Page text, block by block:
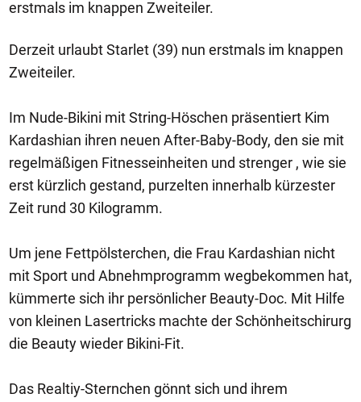
erstmals im knappen Zweiteiler.
Derzeit urlaubt Starlet (39) nun erstmals im knappen
Zweiteiler.
Im Nude-Bikini mit String-Höschen präsentiert Kim
Kardashian ihren neuen After-Baby-Body, den sie mit
regelmäßigen Fitnesseinheiten und strenger , wie sie
erst kürzlich gestand, purzelten innerhalb kürzester
Zeit rund 30 Kilogramm.
Um jene Fettpölsterchen, die Frau Kardashian nicht
mit Sport und Abnehmprogramm wegbekommen hat,
kümmerte sich ihr persönlicher Beauty-Doc. Mit Hilfe
von kleinen Lasertricks machte der Schönheitschirurg
die Beauty wieder Bikini-Fit.
Das Realtiy-Sternchen gönnt sich und ihrem